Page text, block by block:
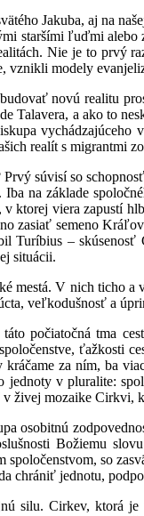
Jakuba, aj na
staršími ľuďmi
Nie je to prvý
vznikli modely
novú realitu
Talavera, a ako to
realít s migrantmi
Prvý súvisí so
na základe
ktorej viera zapustí
zasiať semeno
Turíbius –
situácii.
mestá. V nich ticho
veľkodušnosť a
počiatočná tma
ťažkosti
za ním, ba
jednoty v pluralite:
živej mozaike Cirkvi,
osobitnú
Božiemu
spoločenstvom, so
chrániť jednotu,
silu. Cirkev, ktorá